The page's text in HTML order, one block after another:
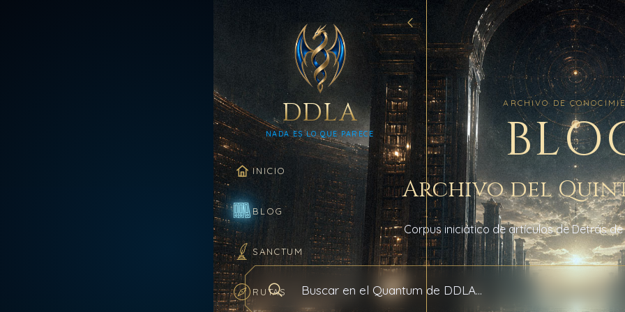
DDLA
NADA ES LO QUE PARECE
INICIO
BLOG
SANCTUM
RUTAS
ARCHIVO DE
Archivo del
Corpus iniciático de artículos de Detrás de
Buscar en el archivo